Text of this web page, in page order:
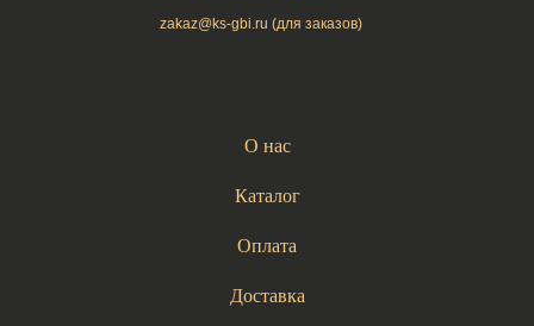
zakaz@ks-gbi.ru (для заказов)
О нас
Каталог
Оплата
Доставка